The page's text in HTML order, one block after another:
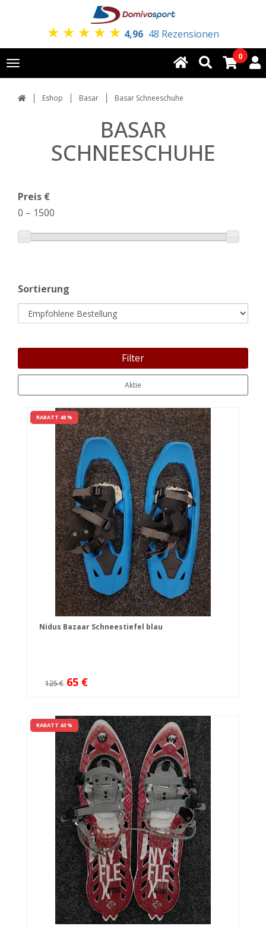
★ ★ ★ ★ ★ 4,96 48 Rezensionen
Toggle
navigation
0
Eshop Basar Basar Schneeschuhe
BASAR
SCHNEESCHUHE
Preis €
0 – 1500
Sortierung
Filter
Aktie
RABATT 48 %
Nidus Bazaar Schneestiefel blau
125 € 65 €
RABATT 43 %